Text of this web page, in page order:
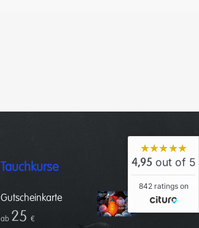
Tauchkurse
Gutscheinkarte
ab 25€
★★★★★
4,95 out of 5
842 ratings on